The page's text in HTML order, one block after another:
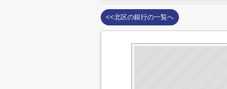
<<北区の銀行の一覧へ